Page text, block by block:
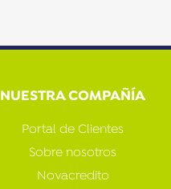
NUESTRA COMPAÑÍA
Portal de Clientes
Sobre nosotros
Novacredito